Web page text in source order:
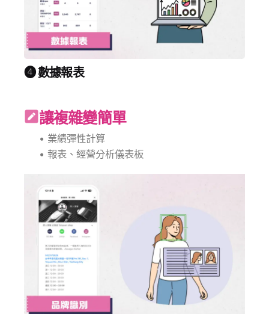
❹ 數據報表
讓複雜變簡單
• 業績彈性計算
• 報表、經營分析儀表板